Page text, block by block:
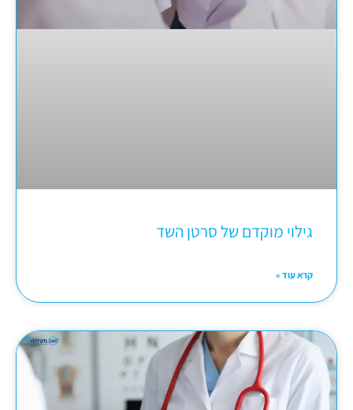
גילוי מוקדם של סרטן השד
קרא עוד »